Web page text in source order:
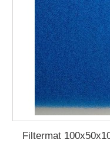
Filtermat